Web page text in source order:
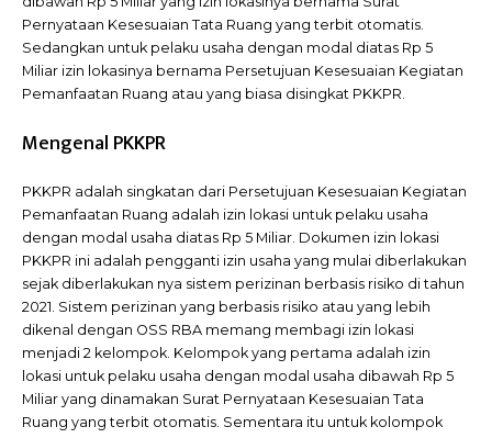
Pernyataan Kesesuaian Tata Ruang yang terbit otomatis.
Sedangkan untuk pelaku usaha dengan modal diatas Rp 5
Miliar izin lokasinya bernama Persetujuan Kesesuaian Kegiatan
Pemanfaatan Ruang atau yang biasa disingkat PKKPR.
Mengenal PKKPR
PKKPR adalah singkatan dari Persetujuan Kesesuaian Kegiatan
Pemanfaatan Ruang adalah izin lokasi untuk pelaku usaha
dengan modal usaha diatas Rp 5 Miliar. Dokumen izin lokasi
PKKPR ini adalah pengganti izin usaha yang mulai diberlakukan
sejak diberlakukan nya sistem perizinan berbasis risiko di tahun
2021. Sistem perizinan yang berbasis risiko atau yang lebih
dikenal dengan OSS RBA memang membagi izin lokasi
menjadi 2 kelompok. Kelompok yang pertama adalah izin
lokasi untuk pelaku usaha dengan modal usaha dibawah Rp 5
Miliar yang dinamakan Surat Pernyataan Kesesuaian Tata
Ruang yang terbit otomatis. Sementara itu untuk kolompok